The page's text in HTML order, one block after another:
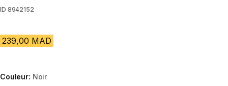
ID 8942152
239,00 MAD
Couleur: Noir